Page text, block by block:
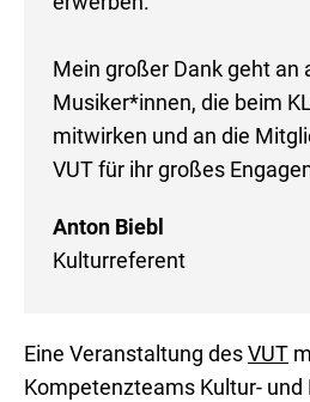
Mein großer Dank geht an
Musiker*innen, die beim
mitwirken und an die
VUT für ihr großes
Anton Biebl
Kulturreferent
Eine Veranstaltung desVUT
Kompetenzteams Kultur-